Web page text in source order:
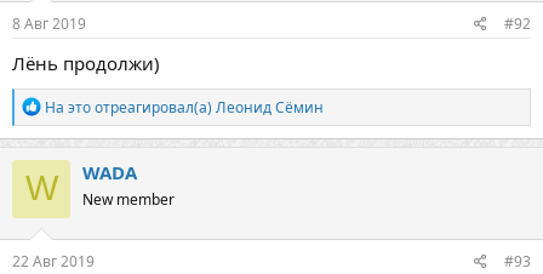
8 Авг 2019 #92
Лёнь продолжи)
Р
е
а
к
ц
и
и
:
На это отреагировал(а) Леонид Сёмин
W WADA
New member
22 Авг 2019 #93